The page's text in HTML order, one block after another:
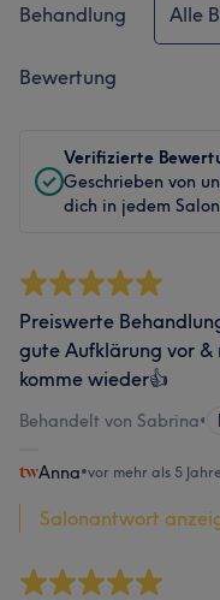
Behandlung Alle
Bewertung
Verifizierte
Geschrieben von
dich in jedem
Preiswerte
gute Aufklärung vor &
komme wieder👍
Behandelt von Sabrina•
Anna•vor mehr als 5
Salonantwort